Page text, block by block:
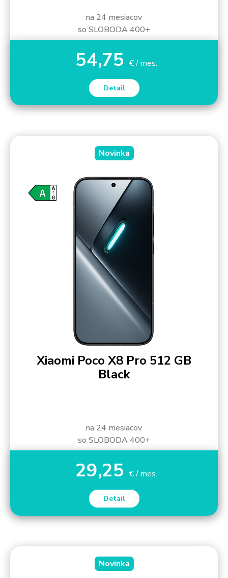
na 24 mesiacov
so SLOBODA 400+
54,75 € / mes.
Detail
Novinka
Xiaomi Poco X8 Pro 512 GB
Black
na 24 mesiacov
so SLOBODA 400+
29,25 € / mes.
Detail
Novinka